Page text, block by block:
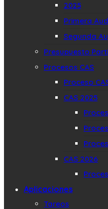
2025
Primera
Segunda
Presupuesto
Procesos CAS
Proceso
CAS 2025
CAS 2026
Aplicaciones
Tareos